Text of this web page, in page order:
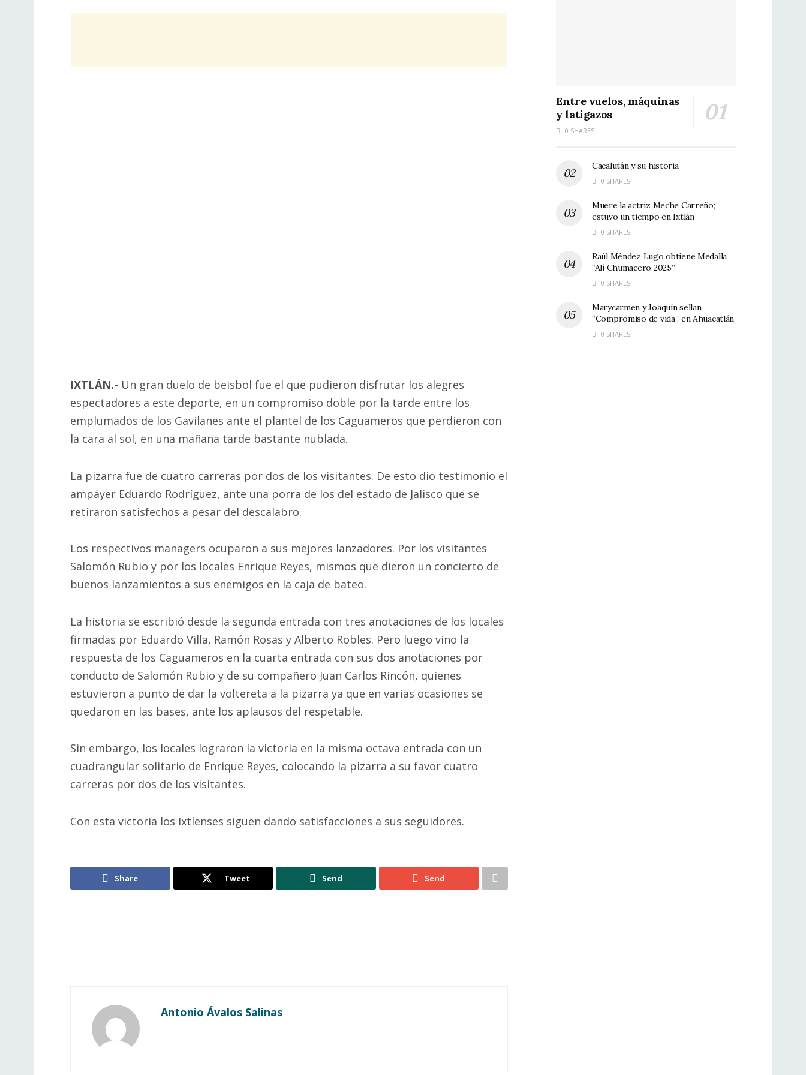
IXTLÁN.- Un gran duelo de beisbol fue el que pudieron disfrutar los alegres
espectadores a este deporte, en un compromiso doble por la tarde entre los
emplumados de los Gavilanes ante el plantel de los Caguameros que perdieron con
la cara al sol, en una mañana tarde bastante nublada.
La pizarra fue de cuatro carreras por dos de los visitantes. De esto dio testimonio el
ampáyer Eduardo Rodríguez, ante una porra de los del estado de Jalisco que se
retiraron satisfechos a pesar del descalabro.
Los respectivos managers ocuparon a sus mejores lanzadores. Por los visitantes
Salomón Rubio y por los locales Enrique Reyes, mismos que dieron un concierto de
buenos lanzamientos a sus enemigos en la caja de bateo.
La historia se escribió desde la segunda entrada con tres anotaciones de los locales
firmadas por Eduardo Villa, Ramón Rosas y Alberto Robles. Pero luego vino la
respuesta de los Caguameros en la cuarta entrada con sus dos anotaciones por
conducto de Salomón Rubio y de su compañero Juan Carlos Rincón, quienes
estuvieron a punto de dar la voltereta a la pizarra ya que en varias ocasiones se
quedaron en las bases, ante los aplausos del respetable.
Sin embargo, los locales lograron la victoria en la misma octava entrada con un
cuadrangular solitario de Enrique Reyes, colocando la pizarra a su favor cuatro
carreras por dos de los visitantes.
Con esta victoria los Ixtlenses siguen dando satisfacciones a sus seguidores.
Share Tweet Send Send
Antonio Ávalos Salinas
Entre vuelos, máquinas
y latigazos
0 SHARES
Cacalután y su historia
0 SHARES
Muere la actriz Meche Carreño;
estuvo un tiempo en Ixtlán
0 SHARES
Raúl Méndez Lugo obtiene Medalla
“Alí Chumacero 2025”
0 SHARES
Marycarmen y Joaquín sellan
“Compromiso de vida”, en Ahuacatlán
0 SHARES